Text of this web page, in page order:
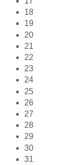
18
19
20
21
22
23
24
25
26
27
28
29
30
31